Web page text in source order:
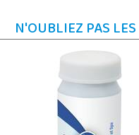
N'OUBLIEZ PAS